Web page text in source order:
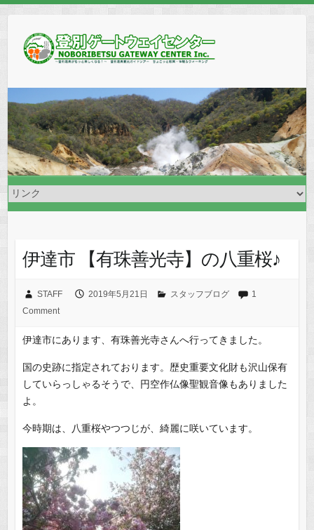
伊達市 【有珠善光寺】の八重桜♪
STAFF 2019年5月21日 スタッフブログ
1
Comment
伊達市にあります、有珠善光寺さんへ行ってきました。
国の史跡に指定されております。歴史重要文化財も沢山保有
していらっしゃるそうで、円空作仏像聖観音像もありました
よ。
今時期は、八重桜やつつじが、綺麗に咲いています。